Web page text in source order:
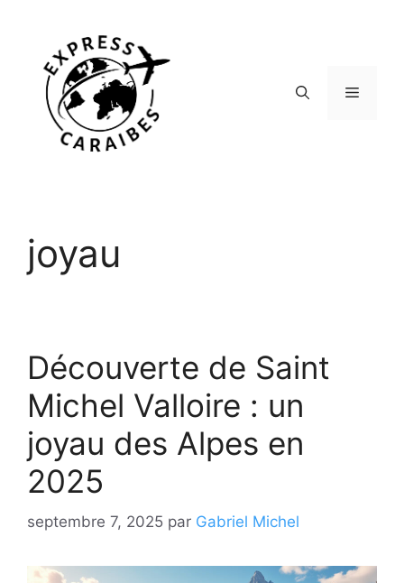
contenu
Menu
joyau
Découverte de Saint
Michel Valloire : un
joyau des Alpes en
2025
septembre 7, 2025 par Gabriel Michel